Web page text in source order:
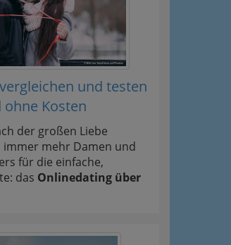
und testen
Kosten
der großen Liebe
immer mehr Damen und
für die einfache,
das Onlinedating über